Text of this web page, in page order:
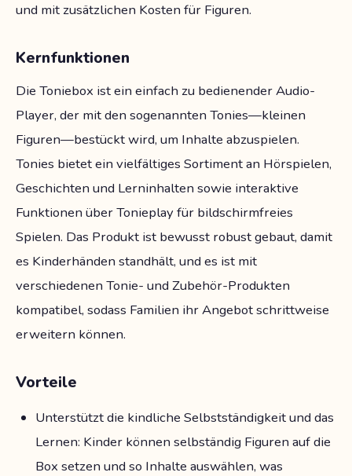
und mit zusätzlichen Kosten für Figuren.
Kernfunktionen
Die Toniebox ist ein einfach zu bedienender Audio-
Player, der mit den sogenannten Tonies—kleinen
Figuren—bestückt wird, um Inhalte abzuspielen.
Tonies bietet ein vielfältiges Sortiment an Hörspielen,
Geschichten und Lerninhalten sowie interaktive
Funktionen über Tonieplay für bildschirmfreies
Spielen. Das Produkt ist bewusst robust gebaut, damit
es Kinderhänden standhält, und es ist mit
verschiedenen Tonie- und Zubehör-Produkten
kompatibel, sodass Familien ihr Angebot schrittweise
erweitern können.
Vorteile
Unterstützt die kindliche Selbstständigkeit und das
Lernen: Kinder können selbständig Figuren auf die
Box setzen und so Inhalte auswählen, was